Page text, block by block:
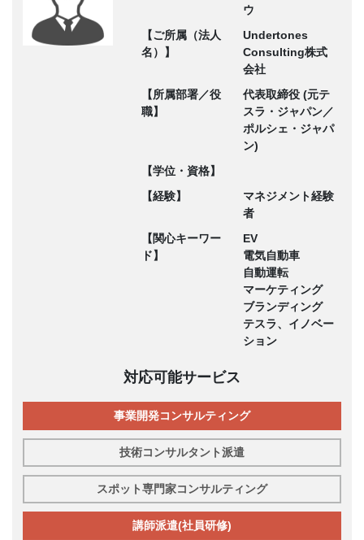
ウ
【ご所属（法人
名）】
Undertones
Consulting株式
会社
【所属部署／役
職】
代表取締役 (元テ
スラ・ジャパン／
ポルシェ・ジャパ
ン)
【学位・資格】
【経験】
マネジメント経験
者
【関心キーワー
ド】
EV
電気自動車
自動運転
マーケティング
ブランディング
テスラ、イノベー
ション
対応可能サービス
事業開発コンサルティング
技術コンサルタント派遣
スポット専門家コンサルティング
講師派遣(社員研修)